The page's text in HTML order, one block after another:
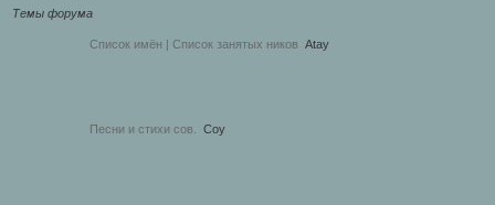
Темы форума
Список имён | Список занятых ников Atay
Песни и стихи сов. Соу